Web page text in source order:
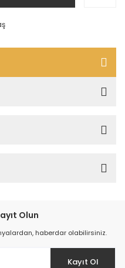
Olun
haberdar olabilirsiniz.
Kayıt Ol